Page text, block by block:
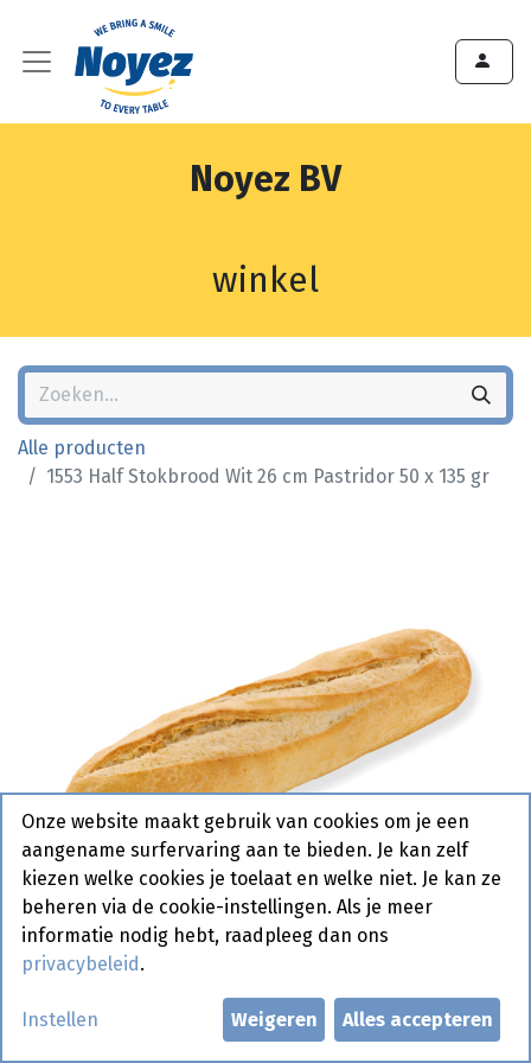
Noyez BV
winkel
Alle producten
1553 Half Stokbrood Wit 26 cm Pastridor 50 x 135 gr
1553 Half Stokbrood Wit 26 cm
Onze website maakt gebruik van cookies om je een
aangename surfervaring aan te bieden. Je kan zelf
kiezen welke cookies je toelaat en welke niet. Je kan ze
beheren via de cookie-instellingen. Als je meer
informatie nodig hebt, raadpleeg dan ons
privacybeleid .
Instellen Weigeren Alles accepteren